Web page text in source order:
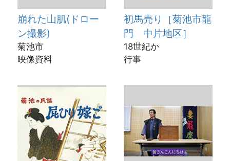
崩れた山肌(ドロー
ン撮影)
菊池市
映像資料
初馬売り［菊池市龍
門 中片地区］
18世紀か
行事